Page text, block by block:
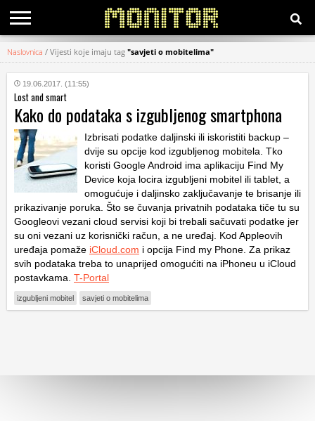
KATEGORIJE
HRVATSKI
WEB
Naslovnica / Vijesti koje imaju tag "savjeti o mobitelima"
19.06.2017. (11:55)
Lost and smart
Kako do podataka s izgubljenog smartphona
Izbrisati podatke daljinski ili iskoristiti backup –
dvije su opcije kod izgubljenog mobitela. Tko
koristi Google Android ima aplikaciju Find My
Device koja locira izgubljeni mobitel ili tablet, a
omogućuje i daljinsko zaključavanje te brisanje ili
prikazivanje poruka. Što se čuvanja privatnih podataka tiče tu su
Googleovi vezani cloud servisi koji bi trebali sačuvati podatke jer
su oni vezani uz korisnički račun, a ne uređaj. Kod Appleovih
uređaja pomaže iCloud.com i opcija Find my Phone. Za prikaz
svih podataka treba to unaprijed omogućiti na iPhoneu u iCloud
postavkama. T-Portal
izgubljeni mobitel savjeti o mobitelima